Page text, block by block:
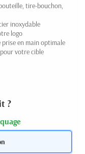
tire-bouchon,
inoxydable
logo
en main optimale
votre cible
?